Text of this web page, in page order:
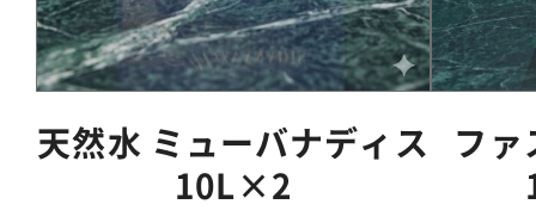
天然水 ミューバナディス
10L×2
フ